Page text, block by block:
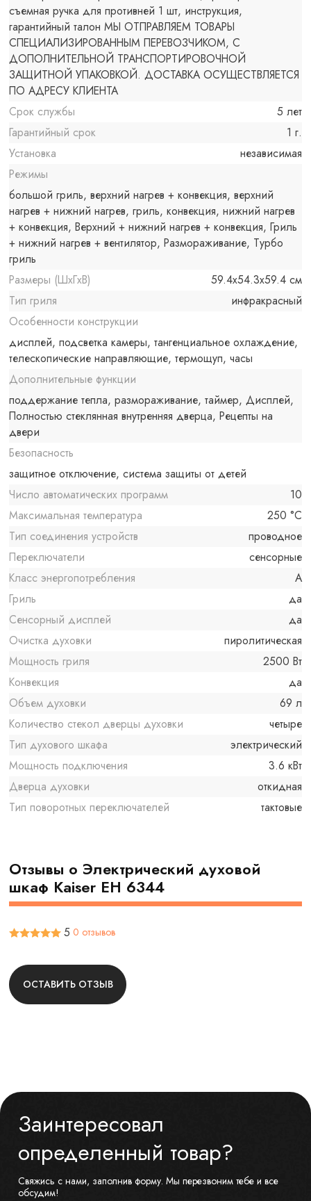
съемная ручка для противней 1 шт, инструкция,
гарантийный талон МЫ ОТПРАВЛЯЕМ ТОВАРЫ
СПЕЦИАЛИЗИРОВАННЫМ ПЕРЕВОЗЧИКОМ, С
ДОПОЛНИТЕЛЬНОЙ ТРАНСПОРТИРОВОЧНОЙ
ЗАЩИТНОЙ УПАКОВКОЙ. ДОСТАВКА ОСУЩЕСТВЛЯЕТСЯ
ПО АДРЕСУ КЛИЕНТА
Срок службы
5 лет
Гарантийный срок
1 г.
Установка
независимая
Режимы
большой гриль, верхний нагрев + конвекция, верхний
нагрев + нижний нагрев, гриль, конвекция, нижний нагрев
+ конвекция, Верхний + нижний нагрев + конвекция, Гриль
+ нижний нагрев + вентилятор, Размораживание, Турбо
гриль
Размеры (ШxГxВ)
59.4x54.3x59.4 см
Тип гриля
инфракрасный
Особенности конструкции
дисплей, подсветка камеры, тангенциальное охлаждение,
телескопические направляющие, термощуп, часы
Дополнительные функции
поддержание тепла, размораживание, таймер, Дисплей,
Полностью стеклянная внутренняя дверца, Рецепты на
двери
Безопасность
защитное отключение, система защиты от детей
Число автоматических программ
10
Максимальная температура
250 °C
Тип соединения устройств
проводное
Переключатели
сенсорные
Класс энергопотребления
A
Гриль
да
Сенсорный дисплей
да
Очистка духовки
пиролитическая
Мощность гриля
2500 Вт
Конвекция
да
Объем духовки
69 л
Количество стекол дверцы духовки
четыре
Тип духового шкафа
электрический
Мощность подключения
3.6 кВт
Дверца духовки
откидная
Тип поворотных переключателей
тактовые
Отзывы о Электрический духовой
шкаф Kaiser EH 6344
5 0 отзывов
ОСТАВИТЬ ОТЗЫВ
Заинтересовал
определенный товар?
Свяжись с нами, заполнив форму. Мы перезвоним тебе и все
обсудим!